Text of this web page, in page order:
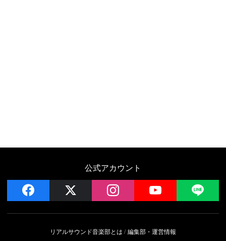
公式アカウント
facebook instagram YouTube
リアルサウンド音楽部とは 編集部・運営情報